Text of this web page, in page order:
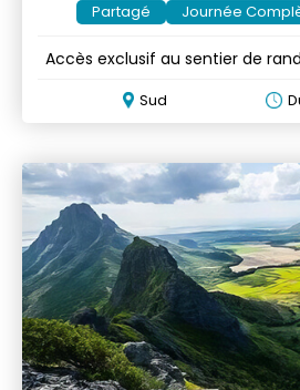
Partagé Journée
Accès exclusif au sentier de
Sud